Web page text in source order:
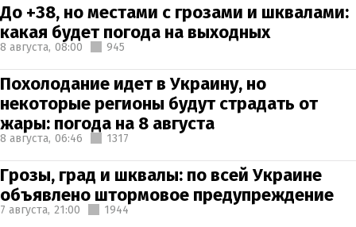
До +38, но местами с грозами и шквалами:
какая будет погода на выходных
8 августа, 08:00 945
Похолодание идет в Украину, но
некоторые регионы будут страдать от
жары: погода на 8 августа
8 августа, 06:46 1317
Грозы, град и шквалы: по всей Украине
объявлено штормовое предупреждение
7 августа, 21:00 1944